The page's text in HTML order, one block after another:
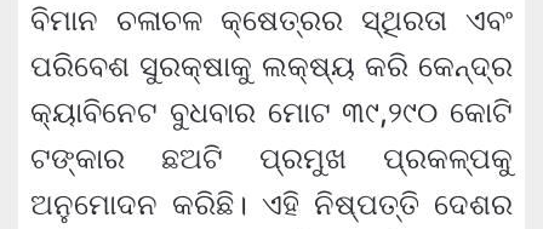
ବିମାନ ଚଳାଚଳ କ୍ଷେତ୍ରର ସ୍ଥିରତା ଏବଂ
ପରିବେଶ ସୁରକ୍ଷାକୁ ଲକ୍ଷ୍ୟ କରି କେନ୍ଦ୍ର
କ୍ୟାବିନେଟ ବୁଧବାର ମୋଟ ୩୯,୨୯୦ କୋଟି
ଟଙ୍କାର ଛଅଟି ପ୍ରମୁଖ ପ୍ରକଳ୍ପକୁ
ଅନୁମୋଦନ କରିଛି। ଏହି ନିଷ୍ପତ୍ତି ଦେଶର